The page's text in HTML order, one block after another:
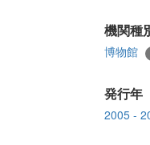
機関種
博物館
発行年
2005 -